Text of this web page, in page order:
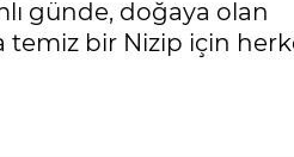
günde, doğaya olan
bir Nizip için